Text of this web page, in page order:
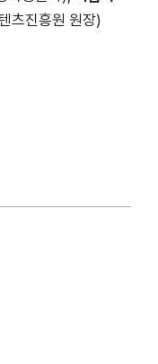
츠진흥원 원장)